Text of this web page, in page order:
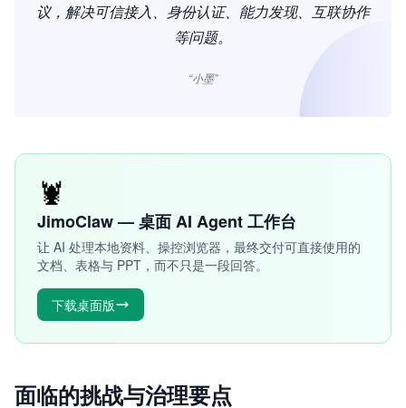
议，解决可信接入、身份认证、能力发现、互联协作
等问题。
“小墨”
🦞
JimoClaw — 桌面 AI Agent 工作台
让 AI 处理本地资料、操控浏览器，最终交付可直接使用的
文档、表格与 PPT，而不只是一段回答。
下载桌面版
面临的挑战与治理要点